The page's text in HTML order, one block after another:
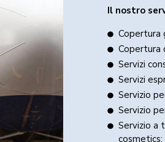
Il nostro
Copertura
Copertura
Servizi
Servizi
Servizio
Servizio
Servizio a
cosmetics;